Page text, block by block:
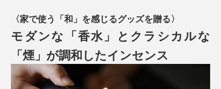
〈家で使う「和」を感じるグッズを贈る〉
モダンな「香水」とクラシカルな
「煙」が調和したインセンス